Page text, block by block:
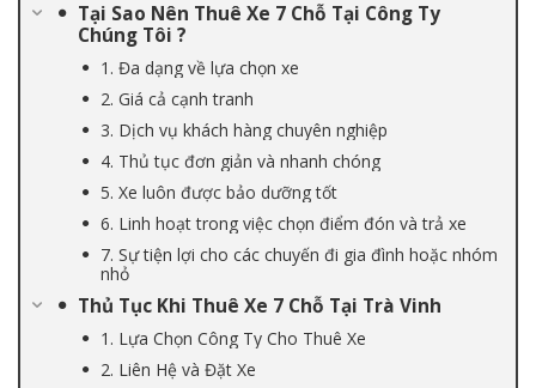
Tại Sao Nên Thuê Xe 7 Chỗ Tại Công Ty
Chúng Tôi ?
1. Đa dạng về lựa chọn xe
2. Giá cả cạnh tranh
3. Dịch vụ khách hàng chuyên nghiệp
4. Thủ tục đơn giản và nhanh chóng
5. Xe luôn được bảo dưỡng tốt
6. Linh hoạt trong việc chọn điểm đón và trả xe
7. Sự tiện lợi cho các chuyến đi gia đình hoặc nhóm
nhỏ
Thủ Tục Khi Thuê Xe 7 Chỗ Tại Trà Vinh
1. Lựa Chọn Công Ty Cho Thuê Xe
2. Liên Hệ và Đặt Xe